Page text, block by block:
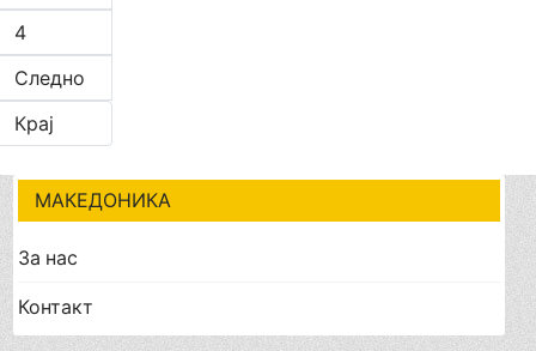
4
Следно
Крај
МАКЕДОНИКА
За нас
Контакт